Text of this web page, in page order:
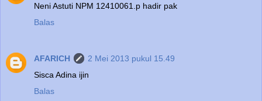
Neni Astuti NPM 12410061.p hadir pak
Balas
AFARICH
2 Mei 2013 pukul 15.49
Sisca Adina ijin
Balas